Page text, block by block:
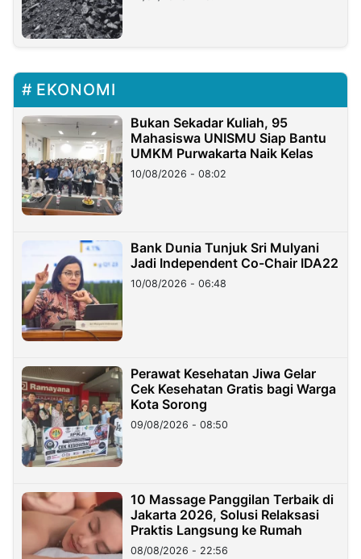
EKONOMI
Bukan Sekadar Kuliah, 95
Mahasiswa UNISMU Siap Bantu
UMKM Purwakarta Naik Kelas
10/08/2026 - 08:02
Bank Dunia Tunjuk Sri Mulyani
Jadi Independent Co-Chair IDA22
10/08/2026 - 06:48
Perawat Kesehatan Jiwa Gelar
Cek Kesehatan Gratis bagi Warga
Kota Sorong
09/08/2026 - 08:50
10 Massage Panggilan Terbaik di
Jakarta 2026, Solusi Relaksasi
Praktis Langsung ke Rumah
08/08/2026 - 22:56